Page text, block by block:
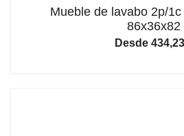
Mueble de lavabo 2p/
86x36x82
Desde 434,23